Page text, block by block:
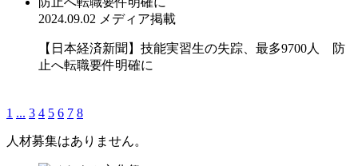
2024.09.02 メディア掲載
【日本経済新聞】技能実習生の失踪、最多9700人 防
止へ転職要件明確に
1 ... 3 4 5 6 7 8
人材募集はありません。